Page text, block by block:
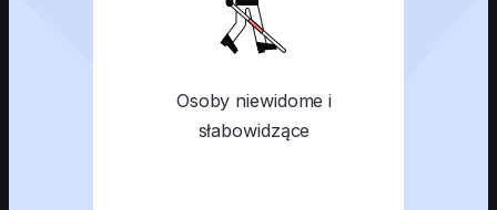
Osoby niewidome i
słabowidzące